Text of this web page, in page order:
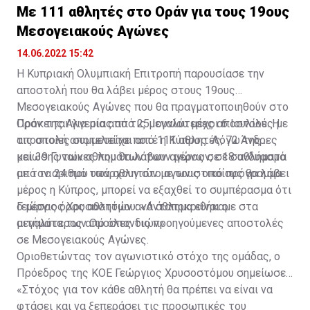
Με 111 αθλητές στο Οράν για τους 19ους
Μεσογειακούς Αγώνες
14.06.2022 15:42
Η Κυπριακή Ολυμπιακή Επιτροπή παρουσίασε την
αποστολή που θα λάβει μέρος στους 19ους
Μεσογειακούς Αγώνες που θα πραγματοποιηθούν στο
Οράν της Αλγερίας από 25 Ιουνίου μέχρι 6 Ιουλίου. Η
αποστολή αποτελείται από 111 αθλητές, 72 Άνδρες
και 39 Γυναίκες που θα λάβουν μέρος σε 18 αθλήματα
από τα 24 που υπάρχουν στο αγωνιστικό πρόγραμμα.
Πρόκειται για μια από τις μεγαλύτερες αποστολές με
τις οποίες συμμετείχε ποτέ η Κύπρος. Λόγω της
μείωσης των αθλημάτων των αγώνων, σε συνδυασμό
με τον αριθμό των αθλητών με τους οποίους θα λάβει
μέρος η Κύπρος, μπορεί να εξαχθεί το συμπέρασμα ότι
ο μέσος όρος αθλητών ανά άθλημα είναι ο
μεγαλύτερος από όλες τις προηγούμενες αποστολές
σε Μεσογειακούς Αγώνες.
Γεώργιος Χρυσοστόμου: «Ανταποκριθήκαμε στα
αιτήματα των Ομοσπονδιών»
Οριοθετώντας τον αγωνιστικό στόχο της ομάδας, ο
Πρόεδρος της ΚΟΕ Γεώργιος Χρυσοστόμου σημείωσε :
«Στόχος για τον κάθε αθλητή θα πρέπει να είναι να
φτάσει και να ξεπεράσει τις προσωπικές του